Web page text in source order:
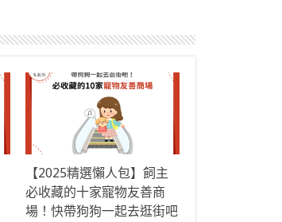
【2025精選懶人包】飼主
必收藏的十家寵物友善商
場！快帶狗狗一起去逛街吧